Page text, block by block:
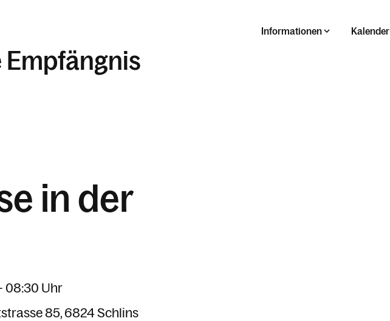
Informationen Kalender
in der
08:30 Uhr
85 6824 Schlins